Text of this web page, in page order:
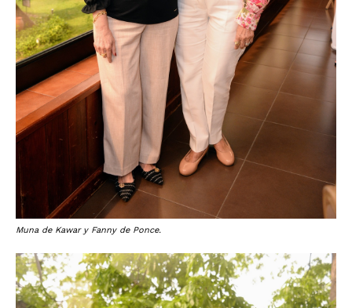
Muna de Kawar y Fanny de Ponce.